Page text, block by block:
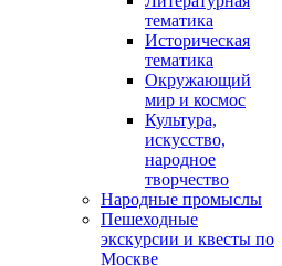
тематика
Историческая
тематика
Окружающий
мир и космос
Культура,
искусство,
народное
творчество
Народные промыслы
Пешеходные
экскурсии и квесты по
Москве